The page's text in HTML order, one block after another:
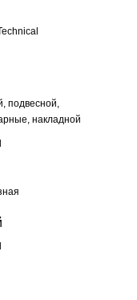
подвесной,
накладной